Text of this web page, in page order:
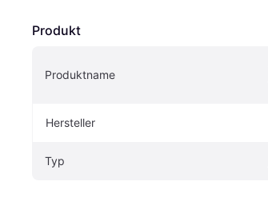
Produkt
Produktname
Hersteller
Typ